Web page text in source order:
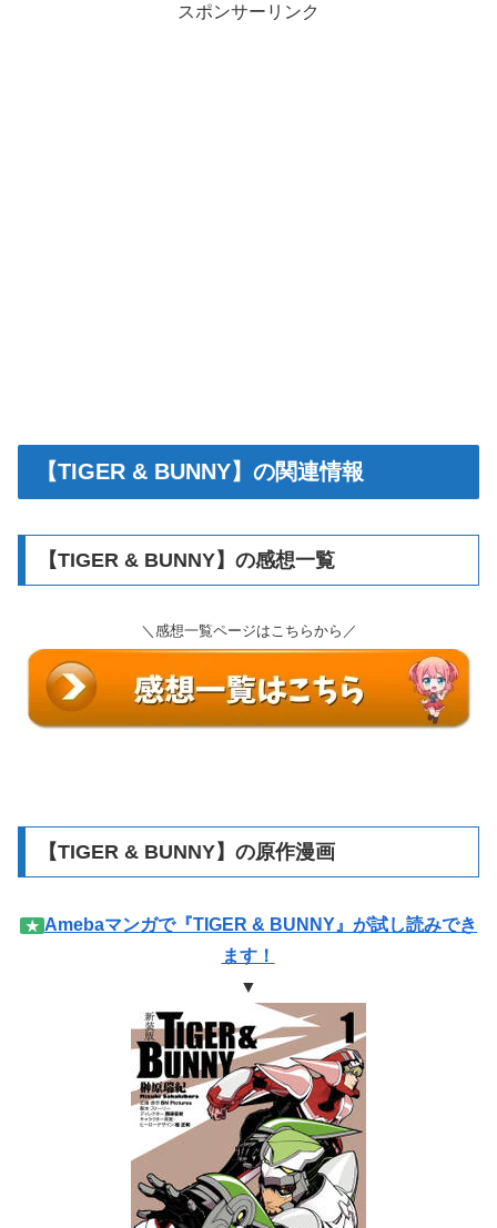
スポンサーリンク
【TIGER & BUNNY】の関連情報
【TIGER & BUNNY】の感想一覧
＼感想一覧ページはこちらから／
【TIGER & BUNNY】の原作漫画
★ Amebaマンガで『TIGER & BUNNY』が試し読みでき
ます！
▼